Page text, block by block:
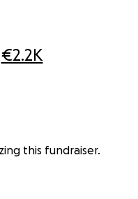
€2.2K
this fundraiser.